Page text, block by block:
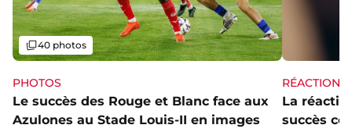
PHOTOS
Le succès des Rouge et Blanc face aux
Azulones au Stade Louis-II en images
Galerie
40 photos
RÉACTIONS
La
succès